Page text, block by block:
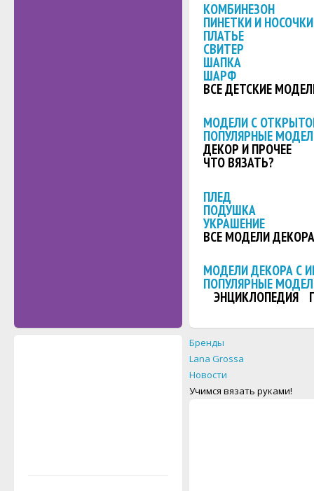
КОМБИНЕЗОН
ПИНЕТКИ И НОСОЧКИ
ПЛАТЬЕ
СВИТЕР
ШАПКА
ШАРФ
ВСЕ ДЕТСКИЕ
МОДЕЛИ С
ПОПУЛЯРНЫЕ
ДЕКОР И ПРОЧЕЕ
ЧТО ВЯЗАТЬ?
ПЛЕД
ПОДУШКА
УКРАШЕНИЕ
ВСЕ МОДЕЛИ ДЕКОРА
МОДЕЛИ ДЕКОРА С
ПОПУЛЯРНЫЕ
ЭНЦИКЛОПЕДИЯ
Бренды
Lana Grossa
Новости
Учимся вязать руками!